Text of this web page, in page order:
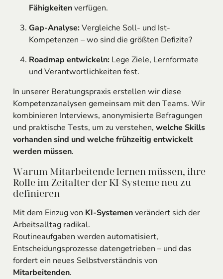
Fähigkeitenverfügen.
Gap-Analyse:Vergleiche Soll- und Ist-
Kompetenzen – wo sind die größten Defizite?
Roadmap entwickeln:Lege Ziele, Lernformate
und Verantwortlichkeiten fest.
In unserer Beratungspraxis erstellen wir diese
Kompetenzanalysen gemeinsam mit den Teams. Wir
kombinieren Interviews, anonymisierte Befragungen
und praktische Tests, um zu verstehen, welche Skills
vorhanden sind und welche frühzeitig entwickelt
werden müssen.
Warum Mitarbeitende lernen müssen, ihre
Rolle im Zeitalter der KI-Systeme neu zu
definieren
Mit dem Einzug von KI-Systemenverändert sich der
Arbeitsalltag radikal.
Routineaufgaben werden automatisiert,
Entscheidungsprozesse datengetrieben – und das
fordert ein neues Selbstverständnis von
Mitarbeitenden.